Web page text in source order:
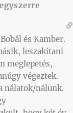
és Kamber.
leszakítani
meglepetés,
végeztek.
nálatok/nálunk.